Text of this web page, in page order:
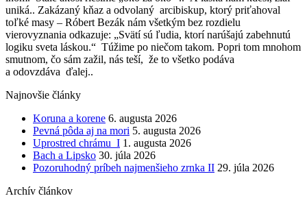
uniká.. Zakázaný kňaz a odvolaný arcibiskup, ktorý priťahoval
toľké masy – Róbert Bezák nám všetkým bez rozdielu
vierovyznania odkazuje: „Svätí sú ľudia, ktorí narúšajú zabehnutú
logiku sveta láskou.“ Túžime po niečom takom. Popri tom mnohom
smutnom, čo sám zažil, nás teší, že to všetko podáva
a odovzdáva ďalej..
Najnovšie články
Koruna a korene 6. augusta 2026
Pevná pôda aj na mori 5. augusta 2026
Uprostred chrámu I 1. augusta 2026
Bach a Lipsko 30. júla 2026
Pozoruhodný príbeh najmenšieho zrnka II 29. júla 2026
Archív článkov